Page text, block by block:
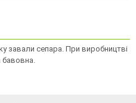
завали сепара. При виробництві
бавовна.